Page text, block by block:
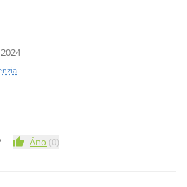
Áno (0)